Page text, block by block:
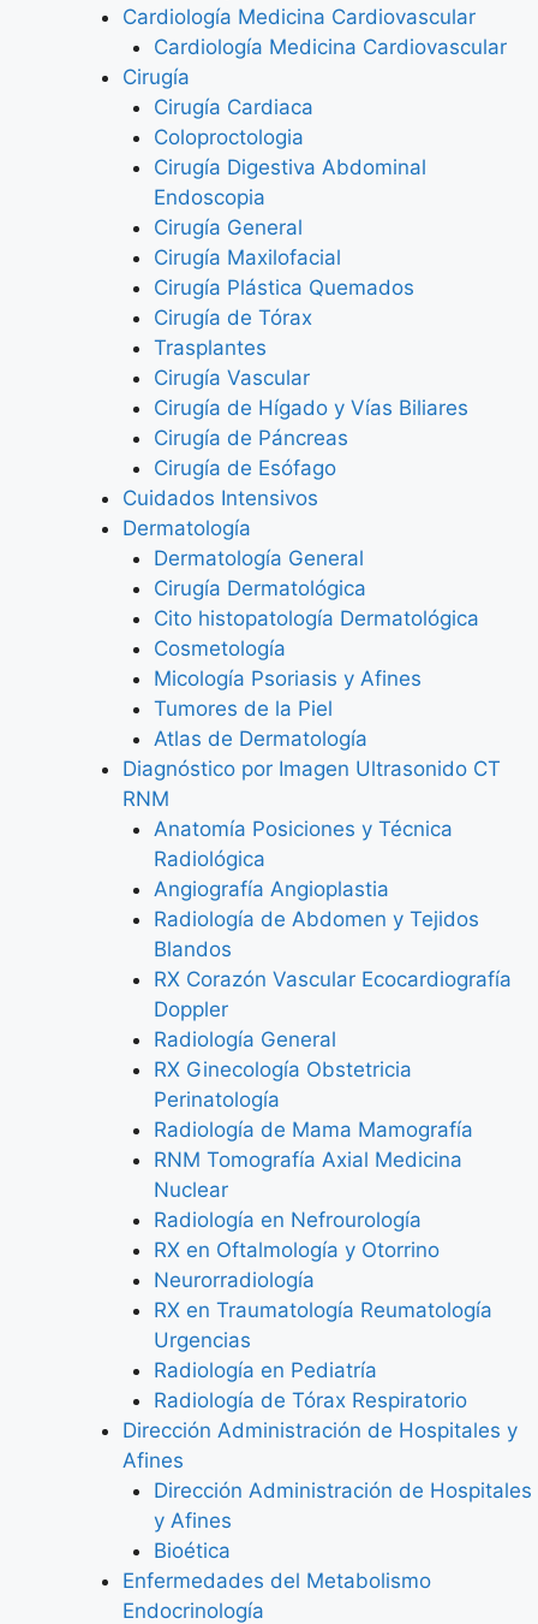
Cardiología Medicina Cardiovascular
Cardiología Medicina Cardiovascular
Cirugía
Cirugía Cardiaca
Coloproctologia
Cirugía Digestiva Abdominal
Endoscopia
Cirugía General
Cirugía Maxilofacial
Cirugía Plástica Quemados
Cirugía de Tórax
Trasplantes
Cirugía Vascular
Cirugía de Hígado y Vías Biliares
Cirugía de Páncreas
Cirugía de Esófago
Cuidados Intensivos
Dermatología
Dermatología General
Cirugía Dermatológica
Cito histopatología Dermatológica
Cosmetología
Micología Psoriasis y Afines
Tumores de la Piel
Atlas de Dermatología
Diagnóstico por Imagen Ultrasonido CT
RNM
Anatomía Posiciones y Técnica
Radiológica
Angiografía Angioplastia
Radiología de Abdomen y Tejidos
Blandos
RX Corazón Vascular Ecocardiografía
Doppler
Radiología General
RX Ginecología Obstetricia
Perinatología
Radiología de Mama Mamografía
RNM Tomografía Axial Medicina
Nuclear
Radiología en Nefrourología
RX en Oftalmología y Otorrino
Neurorradiología
RX en Traumatología Reumatología
Urgencias
Radiología en Pediatría
Radiología de Tórax Respiratorio
Dirección Administración de Hospitales y
Afines
Dirección Administración de Hospitales
y Afines
Bioética
Enfermedades del Metabolismo
Endocrinología